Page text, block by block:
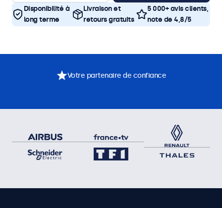
Disponibilité à
long terme
Livraison et
retours gratuits
5 000+ avis clients,
note de 4,8/5
Votre partenaire de confiance